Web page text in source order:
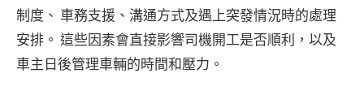
制度、 車務支援、溝通方式及遇上突發情況時的處理
安排。 這些因素會直接影響司機開工是否順利，以及
車主日後管理車輛的時間和壓力。